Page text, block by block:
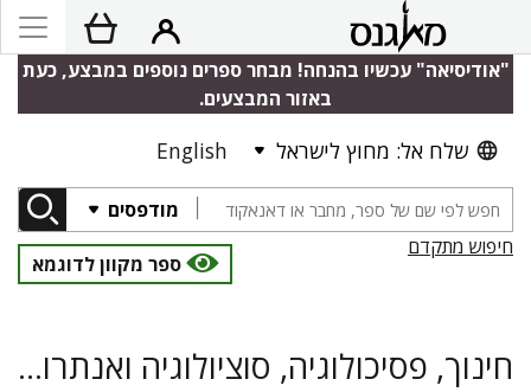
"אודיסיאה" עכשיו בהנחה! מבחר ספרים נוספים במבצע, כעת
באזור המבצעים.
שלח אל: מחוץ לישראל English
מודפסים
חיפוש מתקדם
ספר מקוון לדוגמא
חינוך, פסיכולוגיה, סוציולוגיה ואנתרופולוגיה, מגדר